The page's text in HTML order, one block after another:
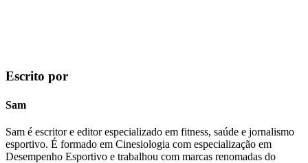
Escrito por
Sam
Sam é escritor e editor especializado em fitness, saúde e jornalismo
esportivo. É formado em Cinesiologia com especialização em
Desempenho Esportivo e trabalhou com marcas renomadas do